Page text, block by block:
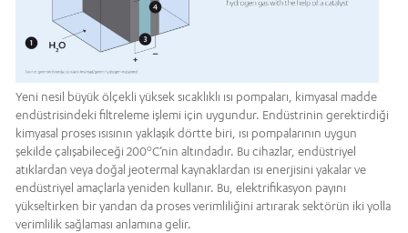
Yeni nesil büyük ölçekli yüksek sıcaklıklı ısı pompaları, kimyasal madde
endüstrisindeki filtreleme işlemi için uygundur. Endüstrinin gerektirdiği
kimyasal proses ısısının yaklaşık dörtte biri, ısı pompalarının uygun
şekilde çalışabileceği 200oC’nin altındadır. Bu cihazlar, endüstriyel
atıklardan veya doğal jeotermal kaynaklardan ısı enerjisini yakalar ve
endüstriyel amaçlarla yeniden kullanır. Bu, elektrifikasyon payını
yükseltirken bir yandan da proses verimliliğini artırarak sektörün iki yolla
verimlilik sağlaması anlamına gelir.